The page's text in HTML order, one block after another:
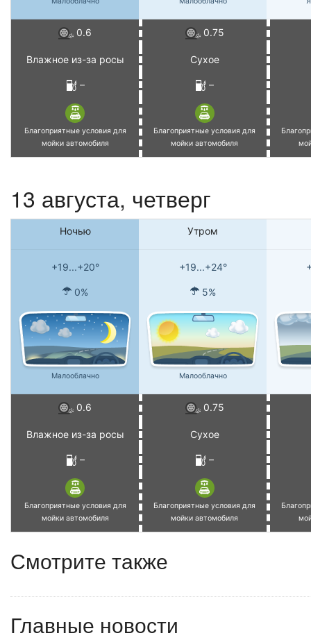
0.6 0.75
Влажное из-за росы Сухое
– –
Благоприятные условия для
мойки автомобиля
Благоприятные условия для
мойки автомобиля
13 августа, четверг
Ночью Утром
+19...+20° +19...+24°
0% 5%
Малооблачно Малооблачно
0.6 0.75
Влажное из-за росы Сухое
– –
Благоприятные условия для
мойки автомобиля
Благоприятные условия для
мойки автомобиля
Смотрите также
Главные новости